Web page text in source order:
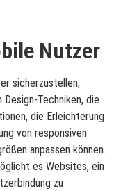
Nutzer
sicherzustellen,
Techniken, die
die Erleichterung
von responsiven
anpassen können.
es Websites, ein
zu